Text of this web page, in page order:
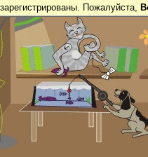
Пожалуйста,